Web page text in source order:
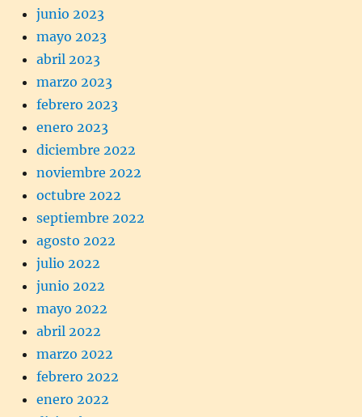
junio 2023
mayo 2023
abril 2023
marzo 2023
febrero 2023
enero 2023
diciembre 2022
noviembre 2022
octubre 2022
septiembre 2022
agosto 2022
julio 2022
junio 2022
mayo 2022
abril 2022
marzo 2022
febrero 2022
enero 2022